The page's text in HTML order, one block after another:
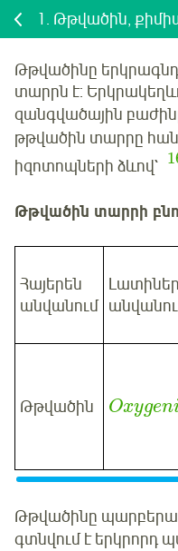
1. Թթվածին,
Թթվածինը
տարրն է:
զանգվածային
թթվածին տարրը
իզոտոպների ձևով`
Թթվածին տարրի
Հայերեն
անվանում
Թթվածին Oxygen
Թթվածինը
գտնվում է երկրորդ